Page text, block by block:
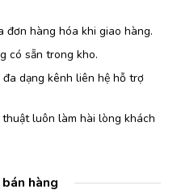
đơn hàng hóa khi giao hàng.
có sẵn trong kho.
dạng kênh liên hệ hỗ trợ
luôn làm hài lòng khách
hàng